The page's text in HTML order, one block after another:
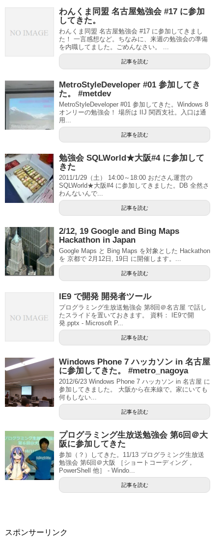
わんくま同盟 名古屋勉強会 #17 に参加
してきた。
わんくま同盟 名古屋勉強会 #17 に参加してきまし
た！ 一言感想など。ちなみに、来週の勉強会の準備
を内職してました。ごめんなさい。 ...
記事を読む
MetroStyleDeveloper #01 参加してき
た。 #metdev
MetroStyleDeveloper #01 参加してきた。Windows 8
オンリーの勉強会！ 場所は IIJ 関西支社。入口は通
用...
記事を読む
勉強会 SQLWorld★大阪#4 に参加して
きた
2011/1/29（土） 14:00～18:00 おださん運営の
SQLWorld★大阪#4 に参加してきました。DB 全然さ
わんないんで...
記事を読む
2/12, 19 Google and Bing Maps
Hackathon in Japan
Google Maps と Bing Maps を対象とした Hackathon
を 京都で 2月12日, 19日 に開催します。...
記事を読む
IE9 で開発 開発者ツール
プログラミング生放送勉強会 第8回＠名古屋 で話し
たスライドを置いておきます。 資料： IE9で開
発.pptx - Microsoft P...
記事を読む
Windows Phone 7 ハッカソン in 名古屋
に参加してきた。 #metro_nagoya
2012/6/23 Windows Phone 7 ハッカソン in 名古屋 に
参加してきました。 大阪から在来線で。家にいても
何もしない...
記事を読む
プログラミング生放送勉強会 第6回＠大
阪に参加してきた
参加（？）してきた。11/13 プログラミング生放送
勉強会 第6回＠大阪 ［ショートコーディング，
PowerShell 他］ - Windo...
記事を読む
スポンサーリンク